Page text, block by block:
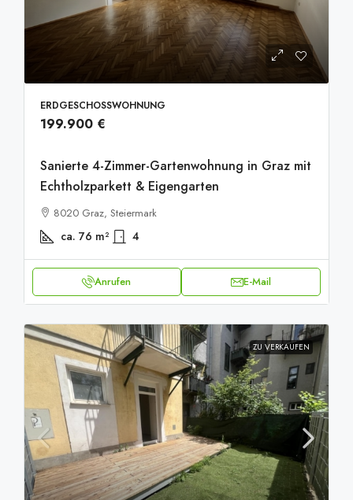
ERDGESCHOSSWOHNUNG
199.900 €
Sanierte 4-Zimmer-Gartenwohnung in Graz mit
Echtholzparkett & Eigengarten
8020 Graz, Steiermark
ca. 76 m² 4
Anrufen E-Mail
ZU VERKAUFEN